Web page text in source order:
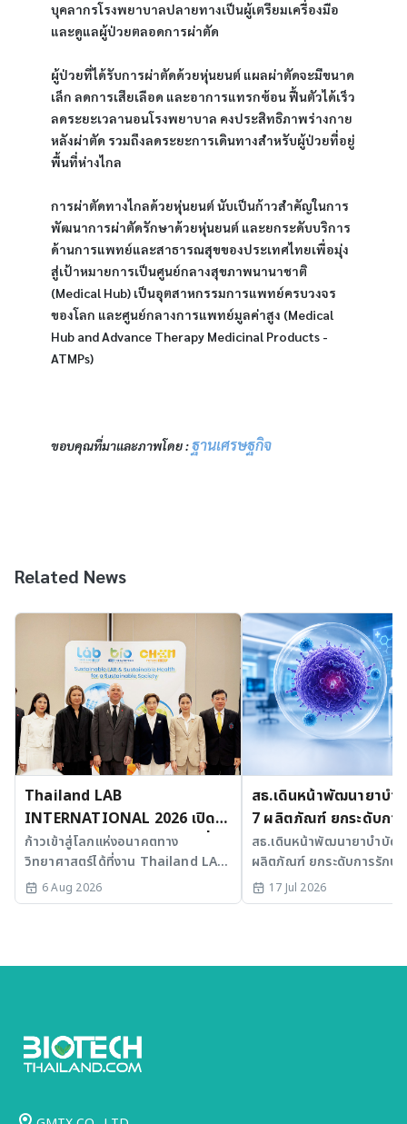
บุคลากรโรงพยาบาลปลายทางเป็นผู้เตรียมเครื่องมือ
และดูแลผู้ป่วยตลอดการผ่าตัด
ผู้ป่วยที่ได้รับการผ่าตัดด้วยหุ่นยนต์ แผลผ่าตัดจะมีขนาด
เล็ก ลดการเสียเลือด และอาการแทรกซ้อน ฟื้นตัวได้เร็ว
ลดระยะเวลานอนโรงพยาบาล คงประสิทธิภาพร่างกาย
หลังผ่าตัด รวมถึงลดระยะการเดินทางสำหรับผู้ป่วยที่อยู่
พื้นที่ห่างไกล
การผ่าตัดทางไกลด้วยหุ่นยนต์ นับเป็นก้าวสำคัญในการ
พัฒนาการผ่าตัดรักษาด้วยหุ่นยนต์ และยกระดับบริการ
ด้านการแพทย์และสาธารณสุขของประเทศไทยเพื่อมุ่ง
สู่เป้าหมายการเป็นศูนย์กลางสุขภาพนานาชาติ
(Medical Hub) เป็นอุตสาหกรรมการแพทย์ครบวงจร
ของโลก และศูนย์กลางการแพทย์มูลค่าสูง (Medical
Hub and Advance Therapy Medicinal Products -
ATMPs)
ขอบคุณที่มาและภาพโดย : ฐานเศรษฐกิจ
Related News
Thailand LAB
INTERNATIONAL 2026 เปิด
เวที AI รวม 3 งานใหญ่ ขับเคลื่อน
ไทยสู่ศูนย์กลางนวัตกรรมอาเซียน
ก้าวเข้าสู่โลกแห่งอนาคตทาง
วิทยาศาสตร์ได้ที่งาน Thailand LAB
INTERNATIONAL 2026
6 Aug 2026
สธ.เดินหน้าพัฒนายาบำ
7 ผลิตภัณฑ์ ยกระดับกา
มะเร็งและ SLE
สธ.เดินหน้าพัฒนายาบำบัด
ผลิตภัณฑ์ ยกระดับการรักษา
SLE พร้อมเร่ง Medical AI
ประเทศไทย
17 Jul 2026